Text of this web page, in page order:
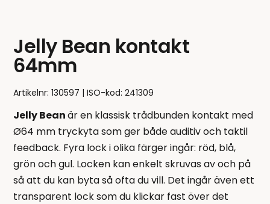
Jelly Bean kontakt
64mm
Artikelnr:130597 ISO-kod: 241309
Jelly Beanär en klassisk trådbunden kontakt med
Ø64 mm tryckyta som ger både auditiv och taktil
feedback. Fyra lock i olika färger ingår: röd, blå,
grön och gul. Locken kan enkelt skruvas av och på
så att du kan byta så ofta du vill. Det ingår även ett
transparent lock som du klickar fast över det